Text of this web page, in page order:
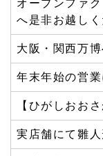
オープンファ
へ是非お越しく
大阪・関西万博
年末年始の営
【ひがしおお
実店舗にて雛